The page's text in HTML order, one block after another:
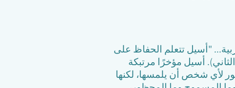
"أسيل تتعلم الحفاظ على
أسيل مؤخرًا مرتبكة
لأي شخص أن يلمسها، لكنها